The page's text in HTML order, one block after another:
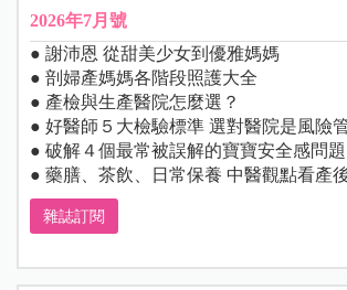
2026年7月號
● 謝沛恩 從甜美少女到優雅媽媽
● 剖婦產媽媽各階段照護大全
● 產檢與生產醫院怎麼選？
● 好醫師５大檢驗標準 選對醫院是風險
● 破解４個最常被誤解的寶寶安全感問題
● 藥膳、茶飲、日常保養 中醫觀點看產
雜誌訂閱